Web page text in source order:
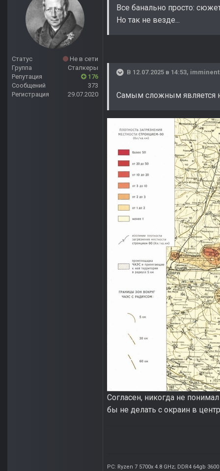
Статус
Не в сети
Группа
Сталкеры
Репутация
176
Сообщений
373
Регистрация
29.07.2020
Все банально просто:
Но так не везде...
В 12.07.2025 в 14:53, imminent
Cамым сложным является
Согласен, никогда не
бы не делать с окраин в
PC: Ryzen 7 5700x 4.8 GHz; DDR4 64gb